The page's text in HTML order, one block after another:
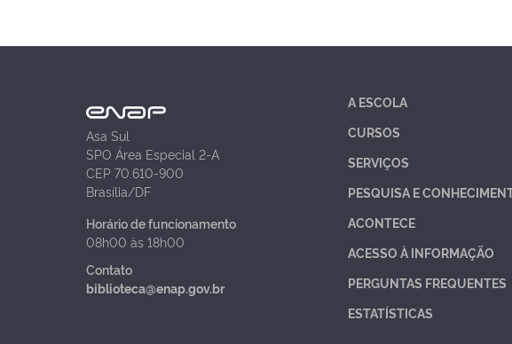
Asa Sul
SPO Área Especial 2-A
CEP 70.610-900
Brasília/DF
Horário de funcionamento
08h00 às 18h00
Contato
biblioteca@enap.gov.br
A ESCOLA
CURSOS
SERVIÇOS
PESQUISA E
ACONTECE
ACESSO À INFORMAÇÃO
PERGUNTAS FREQUENTES
ESTATÍSTICAS